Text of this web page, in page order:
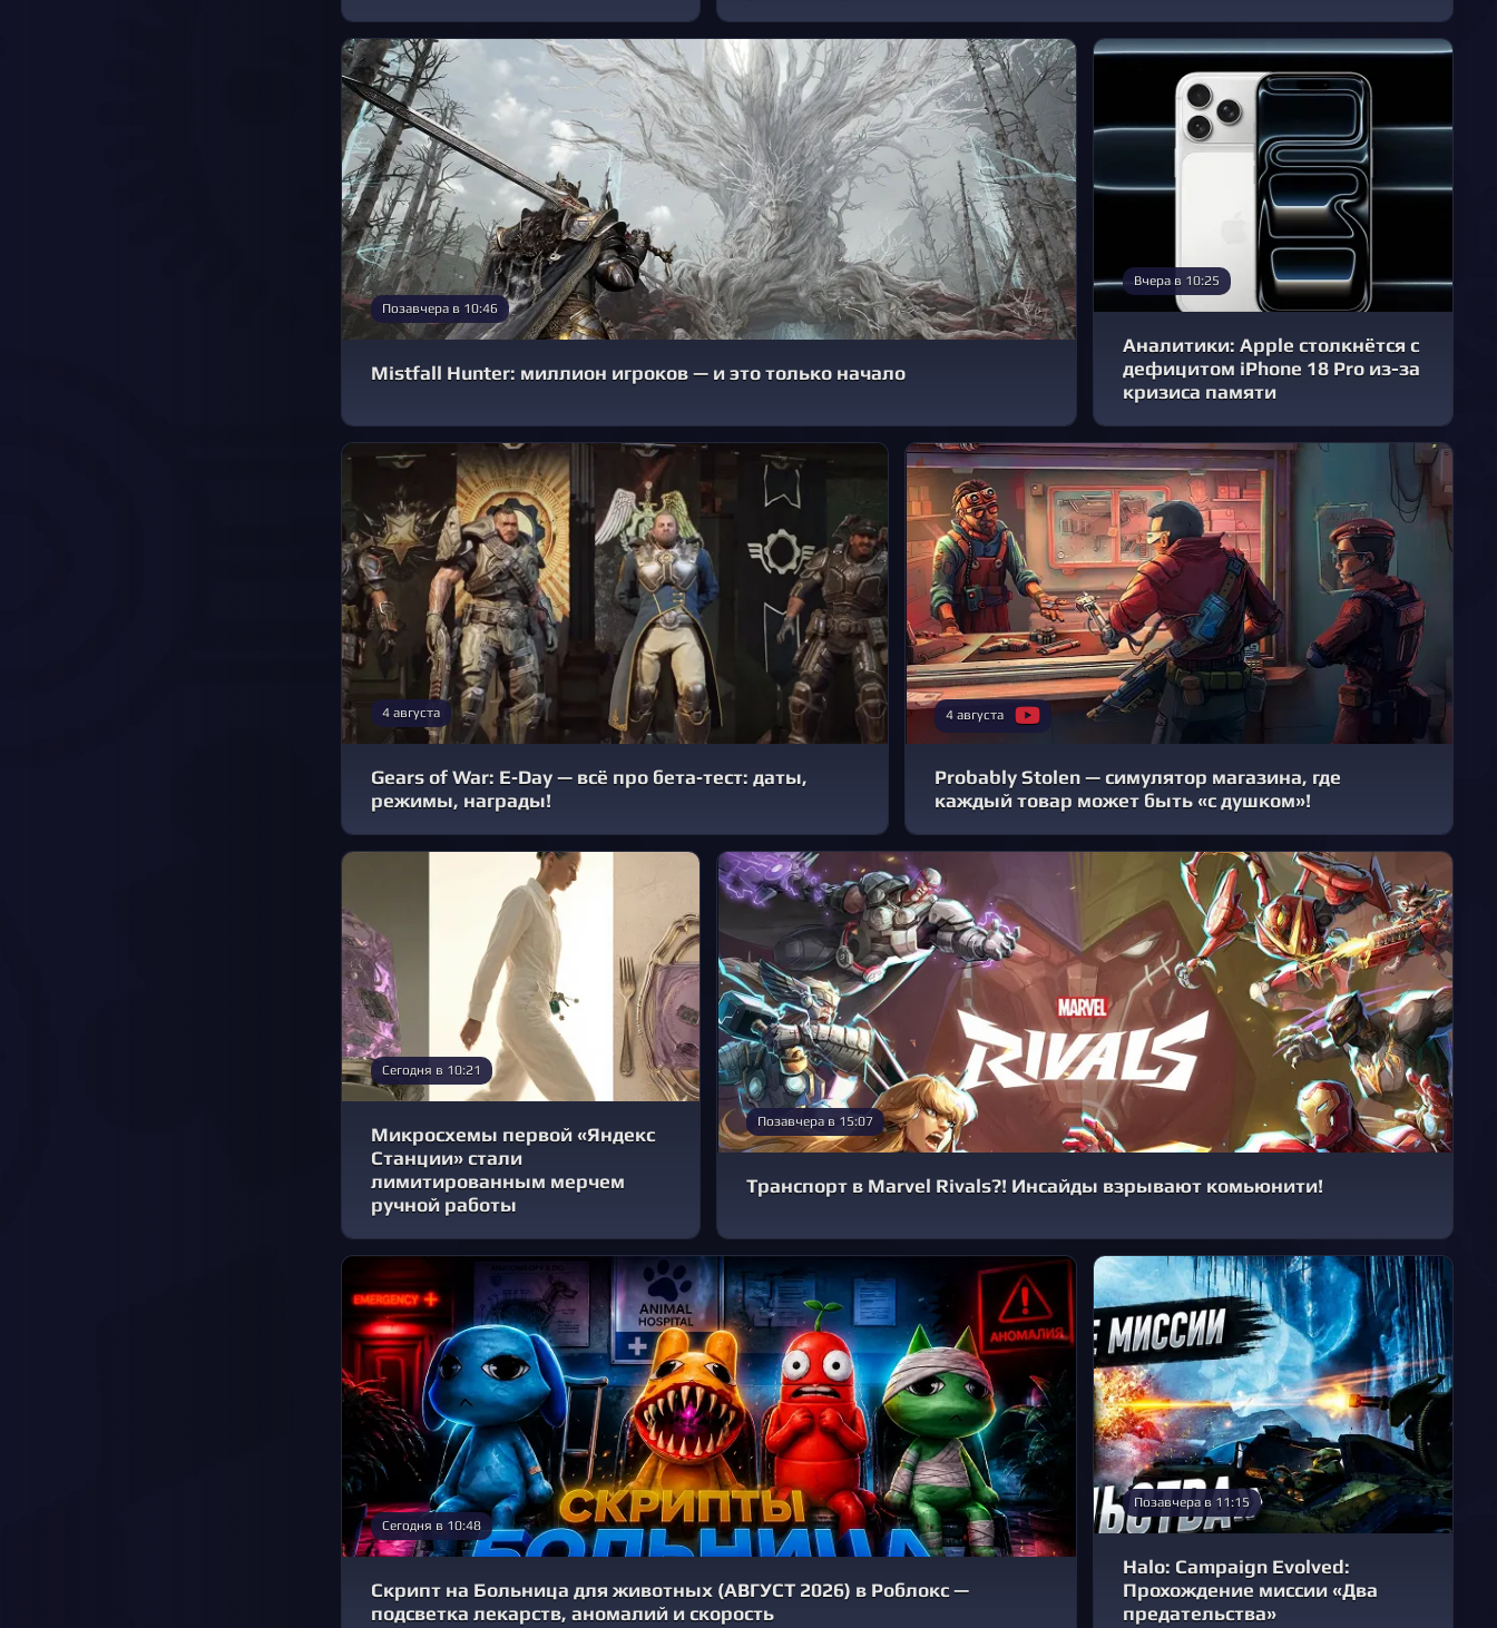
Позавчера в 10:46
Mistfall Hunter: миллион игроков — и это только начало
Вчера в 10:25
Аналитики: Apple столкнётся с
дефицитом iPhone 18 Pro из-за
кризиса памяти
4 августа
Gears of War: E‑Day — всё про бета‑тест: даты,
режимы, награды!
4 августа
Probably Stolen — симулятор магазина, где
каждый товар может быть «с душком»!
Сегодня в 10:21
Микросхемы первой «Яндекс
Станции» стали
лимитированным мерчем
ручной работы
Позавчера в 15:07
Транспорт в Marvel Rivals?! Инсайды взрывают комьюнити!
Сегодня в 10:48
Скрипт на Больница для животных (АВГУСТ 2026) в Роблокс —
подсветка лекарств, аномалий и скорость
Позавчера в 11:15
Halo: Campaign Evolved:
Прохождение миссии «Два
предательства»